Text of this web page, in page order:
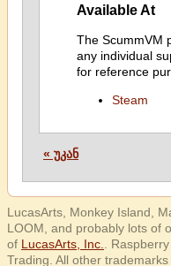
Available At
The ScummVM
any individual
for reference
Steam
« უკან
LucasArts, Monkey Island,
LOOM, and probably lots of
of LucasArts, Inc.
.
Trading. All other